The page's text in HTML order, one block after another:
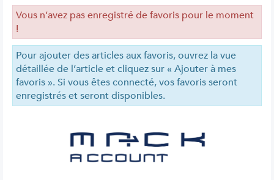
Vous n’avez pas enregistré de favoris pour le moment
!
Pour ajouter des articles aux favoris, ouvrez la vue
détaillée de l’article et cliquez sur « Ajouter à mes
favoris ». Si vous êtes connecté, vos favoris seront
enregistrés et seront disponibles.